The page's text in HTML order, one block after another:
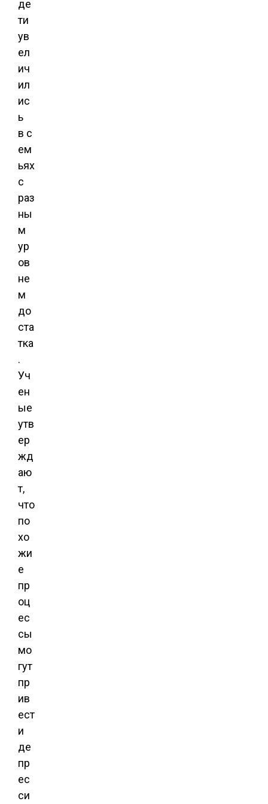
де
ти
ув
ел
ич
ил
ис
ь
в с
ем
ьях
с
раз
ны
м
ур
ов
не
м
до
ста
тка
.
Уч
ен
ые
утв
ер
жд
аю
т,
что
по
хо
жи
е
пр
оц
ес
сы
мо
гут
пр
ив
ест
и
де
пр
ес
си